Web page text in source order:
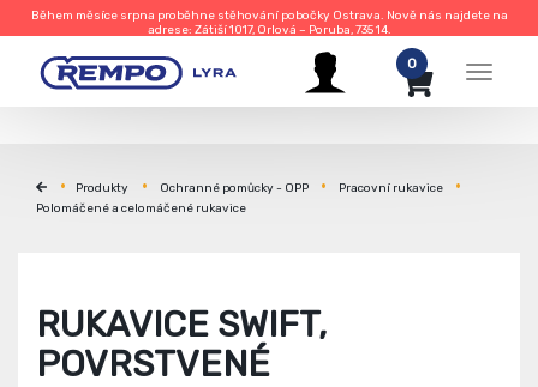
Během měsíce srpna proběhne stěhování pobočky Ostrava. Nově nás najdete na
adrese: Zátiší 1017, Orlová – Poruba, 735 14.
Menu
0
Produkty Ochranné pomůcky - OPP
Pracovní rukavice
Polomáčené a celomáčené rukavice
RUKAVICE SWIFT,
POVRSTVENÉ